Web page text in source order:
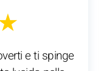
e ti spinge